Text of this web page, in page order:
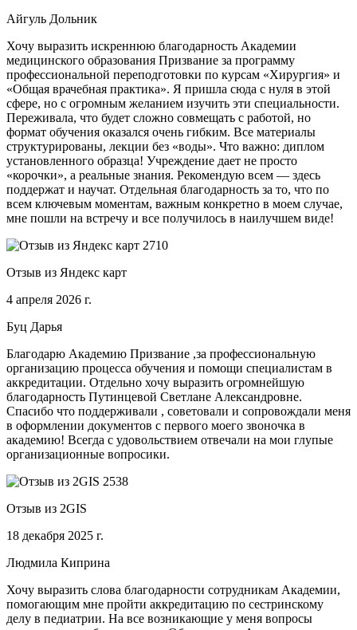
Айгуль Дольник
Хочу выразить искреннюю благодарность Академии
медицинского образования Призвание за программу
профессиональной переподготовки по курсам «Хирургия» и
«Общая врачебная практика». Я пришла сюда с нуля в этой
сфере, но с огромным желанием изучить эти специальности.
Переживала, что будет сложно совмещать с работой, но
формат обучения оказался очень гибким. Все материалы
структурированы, лекции без «воды». Что важно: диплом
установленного образца! Учреждение дает не просто
«корочки», а реальные знания. Рекомендую всем — здесь
поддержат и научат. Отдельная благодарность за то, что по
всем ключевым моментам, важным конкретно в моем случае,
мне пошли на встречу и все получилось в наилучшем виде!
Отзыв из Яндекс карт
4 апреля 2026 г.
Буц Дарья
Благодарю Академию Призвание ,за профессиональную
организацию процесса обучения и помощи специалистам в
аккредитации. Отдельно хочу выразить огромнейшую
благодарность Путинцевой Светлане Александровне.
Спасибо что поддерживали , советовали и сопровождали меня
в оформлении документов с первого моего звоночка в
академию! Всегда с удовольствием отвечали на мои глупые
организационные вопросики.
Отзыв из 2GIS
18 декабря 2025 г.
Людмила Киприна
Хочу выразить слова благодарности сотрудникам Академии,
помогающим мне пройти аккредитацию по сестринскому
делу в педиатрии. На все возникающие у меня вопросы